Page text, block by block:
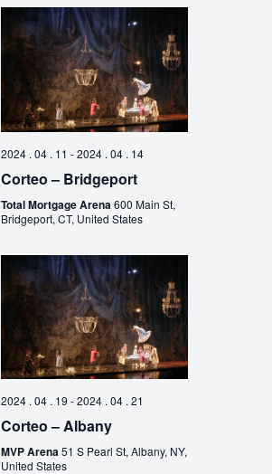
2024 . 04 . 11 -2024 . 04 . 14
Corteo – Bridgeport
Total Mortgage Arena 600 Main St,
Bridgeport, CT, United States
2024 . 04 . 19 -2024 . 04 . 21
Corteo – Albany
MVP Arena51 S Pearl St, Albany, NY,
United States